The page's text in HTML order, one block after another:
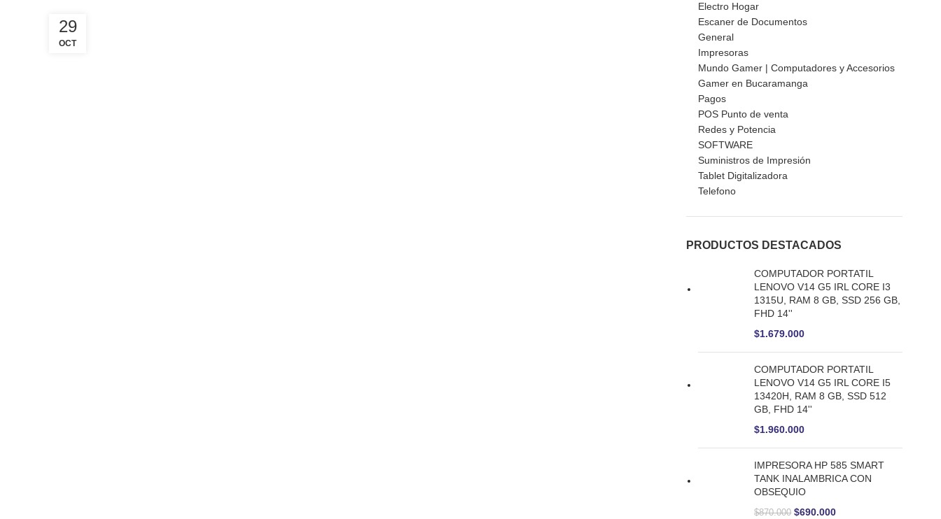
29
OCT
Electro Hogar
Escaner de Documentos
General
Impresoras
Mundo Gamer | Computadores y Accesorios
Gamer en Bucaramanga
Pagos
POS Punto de venta
Redes y Potencia
SOFTWARE
Suministros de Impresión
Tablet Digitalizadora
Telefono
PRODUCTOS DESTACADOS
COMPUTADOR PORTATIL
LENOVO V14 G5 IRL CORE I3
1315U, RAM 8 GB, SSD 256 GB,
FHD 14''
$1.679.000
COMPUTADOR PORTATIL
LENOVO V14 G5 IRL CORE I5
13420H, RAM 8 GB, SSD 512
GB, FHD 14''
$1.960.000
IMPRESORA HP 585 SMART
TANK INALAMBRICA CON
OBSEQUIO
$870.000 $690.000